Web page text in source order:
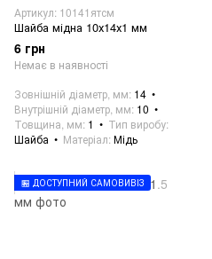
Артикул: 10141ятсм
Шайба мідна 10х14х1 мм
6 грн
Немає в наявності
Зовнішній діаметр, мм 14
Внутрішній діаметр, мм 10
Товщина, мм 1
Тип виробу
Шайба
Матеріал Мідь
🏪 ДОСТУПНИЙ САМОВИВІЗ